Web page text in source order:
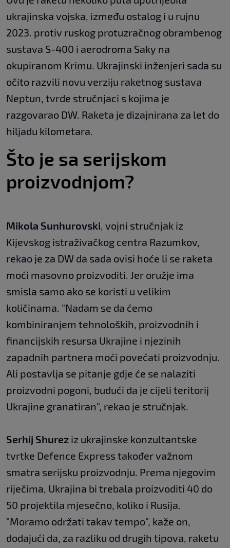
ukrajinska vojska, između ostalog i u rujnu
2023. protiv ruskog protuzračnog obrambenog
sustava S-400 i aerodroma Saky na
okupiranom Krimu. Ukrajinski inženjeri sada su
očito razvili novu verziju raketnog sustava
Neptun, tvrde stručnjaci s kojima je
razgovarao DW. Raketa je dizajnirana za let do
hiljadu kilometara.
Što je sa serijskom
proizvodnjom?
Mikola Sunhurovski, vojni stručnjak iz
Kijevskog istraživačkog centra Razumkov,
rekao je za DW da sada ovisi hoće li se raketa
moći masovno proizvoditi. Jer oružje ima
smisla samo ako se koristi u velikim
količinama. "Nadam se da ćemo
kombiniranjem tehnoloških, proizvodnih i
financijskih resursa Ukrajine i njezinih
zapadnih partnera moći povećati proizvodnju.
Ali postavlja se pitanje gdje će se nalaziti
proizvodni pogoni, budući da je cijeli teritorij
Ukrajine granatiran", rekao je stručnjak.
Serhij Shurez iz ukrajinske konzultantske
tvrtke Defence Express također važnom
smatra serijsku proizvodnju. Prema njegovim
riječima, Ukrajina bi trebala proizvoditi 40 do
50 projektila mjesečno, koliko i Rusija.
"Moramo održati takav tempo", kaže on,
dodajući da, za razliku od drugih tipova, raketu